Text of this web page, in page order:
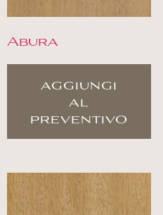
Abura
aggiungi
al
preventivo